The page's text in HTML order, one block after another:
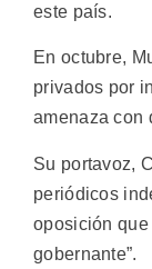
este país.
En octubre,
privados por
amenaza con
Su portavoz,
periódicos
oposición
gobernante”.